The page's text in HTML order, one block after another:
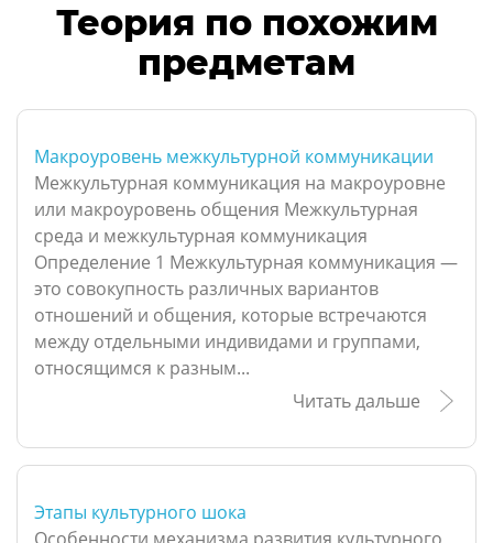
Теория по похожим
предметам
Макроуровень межкультурной коммуникации
Межкультурная коммуникация на макроуровне
или макроуровень общения Межкультурная
среда и межкультурная коммуникация
Определение 1 Межкультурная коммуникация —
это совокупность различных вариантов
отношений и общения, которые встречаются
между отдельными индивидами и группами,
относящимся к разным...
Читать дальше
Этапы культурного шока